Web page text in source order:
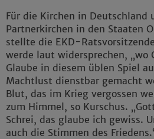
Für die Kirchen in Deutschland
Partnerkirchen in den Staaten
stellte die EKD-
werde laut widersprechen, „wo
Glaube in diesem üblen Spiel
Machtlust dienstbar gemacht
Blut, das im Krieg vergossen
zum Himmel, so Kurschus.
Schrei, das glaube ich gewiss.
auch die Stimmen des